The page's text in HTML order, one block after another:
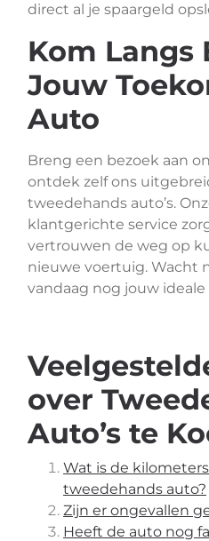
direct al je spaargeld
Kom Langs
Jouw
Auto
Breng een bezoek aan
ontdek zelf ons
tweedehands auto’s.
klantgerichte service
vertrouwen de weg op
nieuwe voertuig. Wacht
vandaag nog jouw
over
Auto’s te
Wat is de
tweedehands auto?
Zijn er ongevallen
Heeft de auto nog